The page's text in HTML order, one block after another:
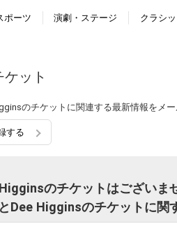
ポーツ 演劇・ステージ クラシ
ケット
のチケットに関連する最新情報をメー
する
のチケットはございま
Dee Higginsのチケットに関